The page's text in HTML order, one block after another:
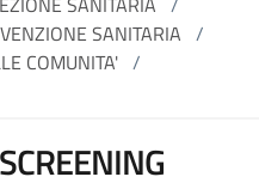
SANITARIA /
COMUNITA' /